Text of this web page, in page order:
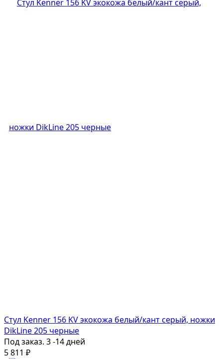
Стул Kenner 156 KV экокожа белый/кант серый, ножки
DikLine 205 черные
Под заказ. 3 -14 дней
5 811 ₽